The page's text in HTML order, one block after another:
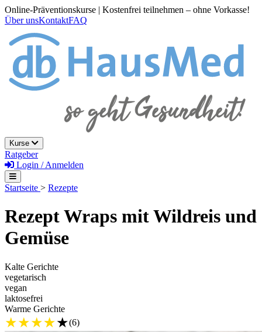
Online-Präventionskurse | Kostenfrei teilnehmen – ohne Vorkasse!
Über unsKontaktFAQ
Kurse
Ratgeber
Login / Anmelden
Startseite > Rezepte
Rezept Wraps mit Wildreis und
Gemüse
Kalte Gerichte
vegetarisch
vegan
laktosefrei
Warme Gerichte
★★★★★(6)